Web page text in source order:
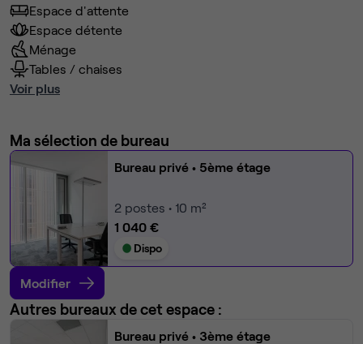
Espace d'attente
Espace détente
Ménage
Tables / chaises
Voir plus
Ma sélection de bureau
Bureau privé • 5ème étage
2 postes • 10 m²
1 040 €
Dispo
Modifier
Autres bureaux de cet espace :
Bureau privé • 3ème étage